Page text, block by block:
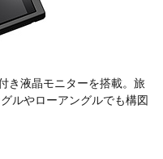
き液晶モニターを搭載。旅
ルやローアングルでも構図